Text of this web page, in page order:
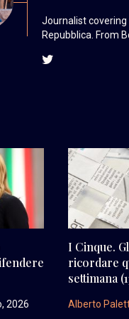
Journalist covering
Repubblica. From
2026
I Cinque.
ricordare
settimana
Alberto